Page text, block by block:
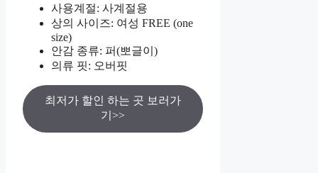
사용계절: 사계절용
상의 사이즈: 여성 FREE (one
size)
안감 종류: 퍼(뽀글이)
의류 핏: 오버핏
최저가 할인 하는 곳 보러가
기>>